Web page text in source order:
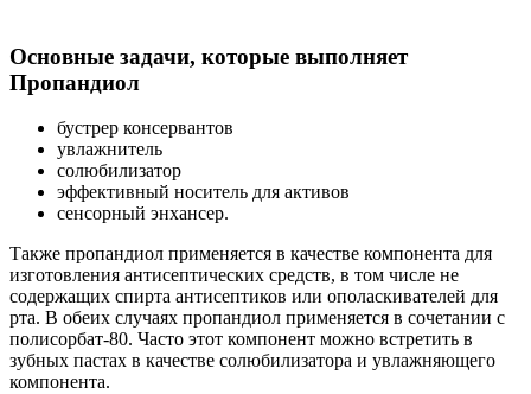
Основные задачи, которые выполняет
Пропандиол
бустрер консервантов
увлажнитель
солюбилизатор
эффективный носитель для активов
сенсорный энхансер.
Также пропандиол применяется в качестве компонента для
изготовления антисептических средств, в том числе не
содержащих спирта антисептиков или ополаскивателей для
рта. В обеих случаях пропандиол применяется в сочетании с
полисорбат-80. Часто этот компонент можно встретить в
зубных пастах в качестве солюбилизатора и увлажняющего
компонента.